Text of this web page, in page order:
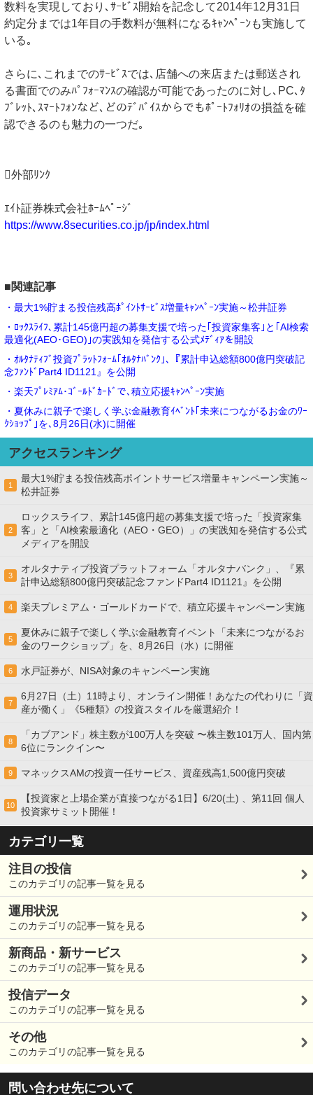
数料を実現しており､ｻｰﾋﾞｽ開始を記念して2014年12月31日
約定分までは1年目の手数料が無料になるｷｬﾝﾍﾟｰﾝも実施して
いる｡
さらに､これまでのｻｰﾋﾞｽでは､店舗への来店または郵送され
る書面でのみﾊﾟﾌｫｰﾏﾝｽの確認が可能であったのに対し､PC､ﾀ
ﾌﾞﾚｯﾄ､ｽﾏｰﾄﾌｫﾝなど､どのﾃﾞﾊﾞｲｽからでもﾎﾟｰﾄﾌｫﾘｵの損益を確
認できるのも魅力の一つだ｡
外部ﾘﾝｸ
ｴｲﾄ証券株式会社ﾎｰﾑﾍﾟｰｼﾞ
https://www.8securities.co.jp/jp/index.html
■関連記事
・最大1%貯まる投信残高ﾎﾟｲﾝﾄｻｰﾋﾞｽ増量ｷｬﾝﾍﾟｰﾝ実施～松井証券
・ﾛｯｸｽﾗｲﾌ､累計145億円超の募集支援で培った｢投資家集客｣と｢AI検索
最適化(AEO･GEO)｣の実践知を発信する公式ﾒﾃﾞｨｱを開設
・ｵﾙﾀﾅﾃｨﾌﾞ投資ﾌﾟﾗｯﾄﾌｫｰﾑ｢ｵﾙﾀﾅﾊﾞﾝｸ｣､『累計申込総額800億円突破記
念ﾌｧﾝﾄﾞPart4 ID1121』を公開
・楽天ﾌﾟﾚﾐｱﾑ･ｺﾞｰﾙﾄﾞｶｰﾄﾞで､積立応援ｷｬﾝﾍﾟｰﾝ実施
・夏休みに親子で楽しく学ぶ金融教育ｲﾍﾞﾝﾄ｢未来につながるお金のﾜｰ
ｸｼｮｯﾌﾟ｣を､8月26日(水)に開催
アクセスランキング
1
最大1%貯まる投信残高ポイントサービス増量キャンペーン実施～
松井証券
2
ロックスライフ、累計145億円超の募集支援で培った「投資家集
客」と「AI検索最適化（AEO・GEO）」の実践知を発信する公式
メディアを開設
3
オルタナティブ投資プラットフォーム「オルタナバンク」、『累
計申込総額800億円突破記念ファンドPart4 ID1121』を公開
4 楽天プレミアム・ゴールドカードで、積立応援キャンペーン実施
5
夏休みに親子で楽しく学ぶ金融教育イベント「未来につながるお
金のワークショップ」を、8月26日（水）に開催
6 水戸証券が、NISA対象のキャンペーン実施
7
6月27日（土）11時より、オンライン開催！あなたの代わりに「資
産が働く」《5種類》の投資スタイルを厳選紹介！
8
「カブアンド」株主数が100万人を突破 〜株主数101万人、国内第
6位にランクイン〜
9 マネックスAMの投資一任サービス、資産残高1,500億円突破
10
【投資家と上場企業が直接つながる1日】6/20(土) 、第11回 個人
投資家サミット開催！
カテゴリ一覧
注目の投信
このカテゴリの記事一覧を見る
運用状況
このカテゴリの記事一覧を見る
新商品・新サービス
このカテゴリの記事一覧を見る
投信データ
このカテゴリの記事一覧を見る
その他
このカテゴリの記事一覧を見る
問い合わせ先について